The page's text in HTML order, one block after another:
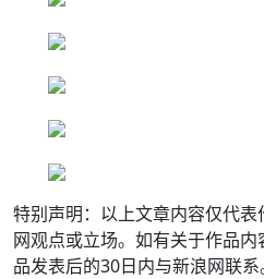
特别声明：以上文章内容仅代
网观点或立场。如有关于作品
品发表后的30日内与新浪网联系